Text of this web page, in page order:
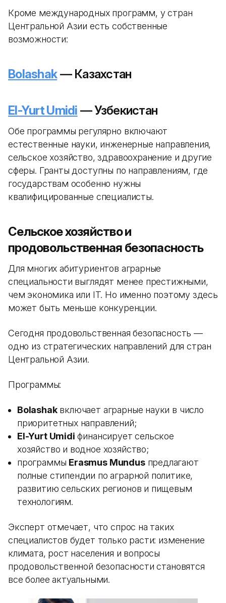
Кроме международных программ, у стран
Центральной Азии есть собственные
возможности:
Bolashak— Казахстан
El-Yurt Umidi — Узбекистан
Обе программы регулярно включают
естественные науки, инженерные направления,
сельское хозяйство, здравоохранение и другие
сферы. Гранты доступны по направлениям, где
государствам особенно нужны
квалифицированные специалисты.
Сельское хозяйство и
продовольственная безопасность
Для многих абитуриентов аграрные
специальности выглядят менее престижными,
чем экономика или IT. Но именно поэтому здесь
может быть меньше конкуренции.
Сегодня продовольственная безопасность —
одно из стратегических направлений для стран
Центральной Азии.
Программы:
Bolashakвключает аграрные науки в число
приоритетных направлений;
El-Yurt Umidi финансирует сельское
хозяйство и водное хозяйство;
программы Erasmus Mundusпредлагают
полные стипендии по аграрной политике,
развитию сельских регионов и пищевым
технологиям.
Эксперт отмечает, что спрос на таких
специалистов будет только расти: изменение
климата, рост населения и вопросы
продовольственной безопасности становятся
все более актуальными.